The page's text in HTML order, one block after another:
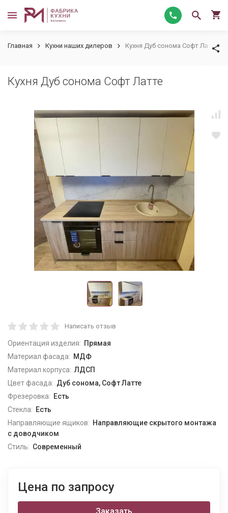
Главная Кухни наших дилеров Кухня Дуб сонома Софт Латте
Кухня Дуб сонома Софт Латте
Написать отзыв
Ориентация изделия: Прямая
Материал фасада: МДФ
Материал корпуса: ЛДСП
Цвет фасада: Дуб сонома, Софт Латте
Фрезеровка: Есть
Стекла: Есть
Направляющие ящиков: Направляющие скрытого монтажа
с доводчиком
Стиль: Современный
Цена по запросу